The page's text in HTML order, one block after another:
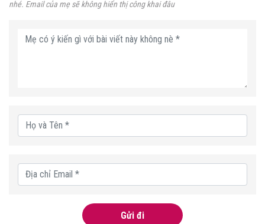
nhé. Email của mẹ sẽ không hiển thị công khai đâu
Gửi đi